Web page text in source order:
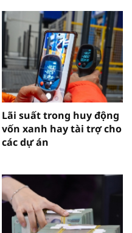
Lãi suất trong huy động
vốn xanh hay tài trợ cho
các dự án